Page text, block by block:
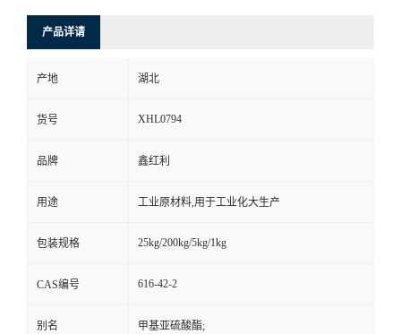
产品详请
产地 湖北
货号 XHL0794
品牌 鑫红利
用途 工业原材料,用于工业化大生产
包装规格 25kg/200kg/5kg/1kg
CAS编号 616-42-2
别名 甲基亚硫酸酯;